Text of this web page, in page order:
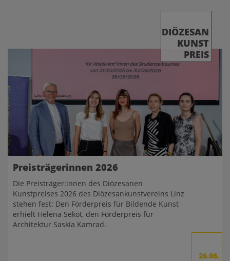
DIÖZESAN
KUNST
PREIS
Preisträgerinnen 2026
Die Preisträger:innen des Diözesanen
Kunstpreises 2026 des Diözesankunstvereins Linz
stehen fest: Den Förderpreis für Bildende Kunst
erhielt Helena Sekot, den Förderpreis für
Architektur Saskia Kamrad.
26.06.